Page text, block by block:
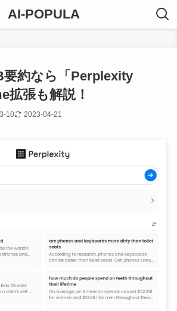
AI-POPULA
要約なら「Perplexity
拡張も解説！
10 2023-04-21